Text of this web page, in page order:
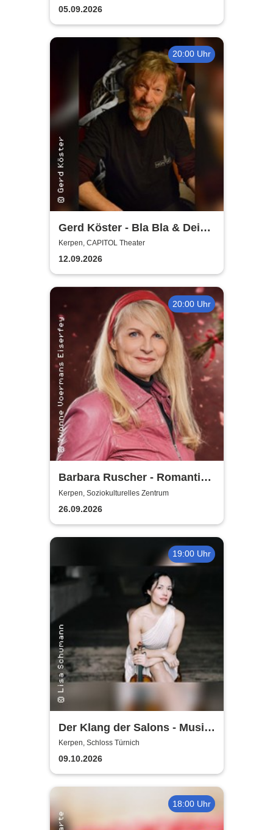
Planschemalöör, Paveier
05.09.2026
20:00 Uhr
Gerd Köster - Bla Bla & Dei
Dei
Kerpen, CAPITOL Theater
12.09.2026
20:00 Uhr
Barbara Ruscher - Romantik,
aber zack, zack!
Kerpen, Soziokulturelles Zentrum
26.09.2026
19:00 Uhr
Der Klang der Salons - Musik
und Gesellschaft bei Marcel
Proust
Kerpen, Schloss Türnich
09.10.2026
18:00 Uhr